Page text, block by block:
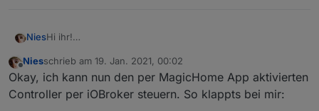
NiesHi ihr!
meiner Bestellung die MagicHome RGB Controller ohne
ESP sondern mit neuem BL602 Chipsatz erhalten. Da es
derzeit keinen Weg gibt diese Dinger zu flashen Frage ich
mich, ob ihr einen anderen Weg kennt, die Controller in
EDIT: Ich habe soeben auf Github einige Projekte
gefunden, den Controller ohne App anzusteuern. Sofern
ich den WiFi Light Adapter nicht ans Laufen bekomme,
Wie dem auch sei. Die Kommunikation zur China-Cloud
Offline
Niesschrieb am 19. Jan. 2021, 00:02
zuletzt editiert von
Okay, ich kann nun den per MagicHome App aktivierten
Controller per iOBroker steuern. So klappts bei mir: